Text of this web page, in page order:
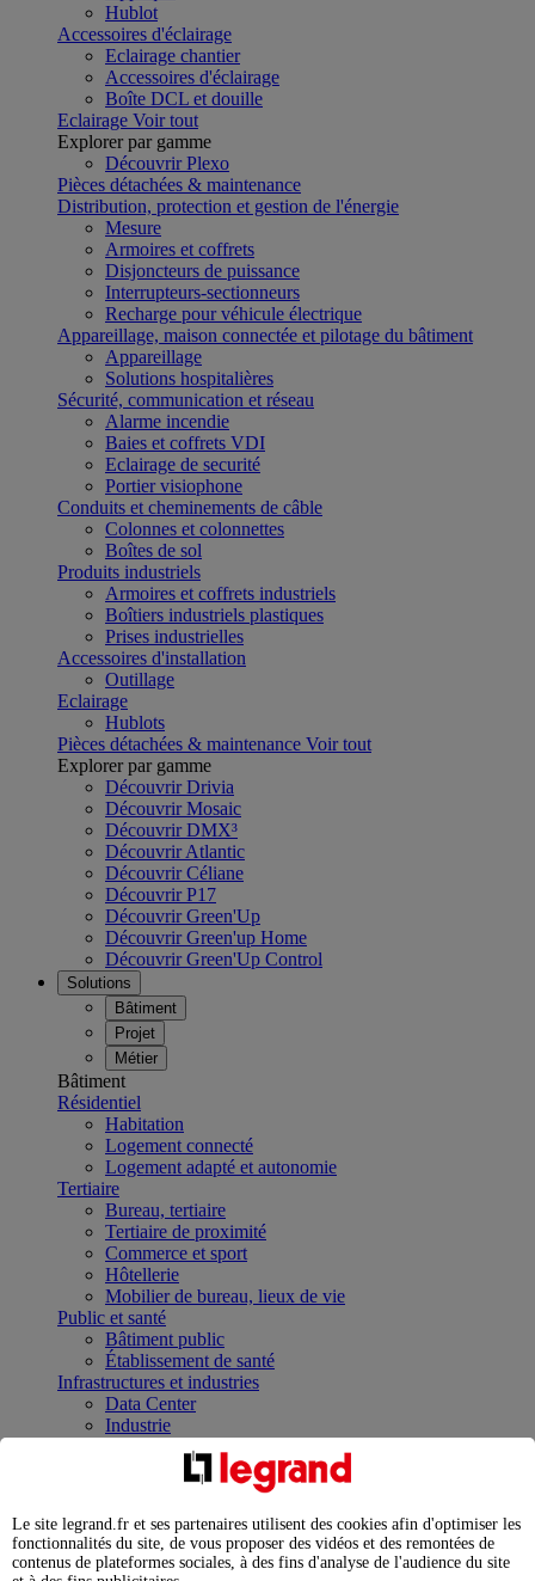
Hublot
Accessoires d'éclairage
Eclairage chantier
Accessoires d'éclairage
Boîte DCL et douille
Eclairage Voir tout
Explorer par gamme
Découvrir Plexo
Pièces détachées & maintenance
Distribution, protection et gestion de l'énergie
Mesure
Armoires et coffrets
Disjoncteurs de puissance
Interrupteurs-sectionneurs
Recharge pour véhicule électrique
Appareillage, maison connectée et pilotage du bâtiment
Appareillage
Solutions hospitalières
Sécurité, communication et réseau
Alarme incendie
Baies et coffrets VDI
Eclairage de securité
Portier visiophone
Conduits et cheminements de câble
Colonnes et colonnettes
Boîtes de sol
Produits industriels
Armoires et coffrets industriels
Boîtiers industriels plastiques
Prises industrielles
Accessoires d'installation
Outillage
Eclairage
Hublots
Pièces détachées & maintenance Voir tout
Explorer par gamme
Découvrir Drivia
Découvrir Mosaic
Découvrir DMX³
Découvrir Atlantic
Découvrir Céliane
Découvrir P17
Découvrir Green'Up
Découvrir Green'up Home
Découvrir Green'Up Control
Solutions
Bâtiment
Projet
Métier
Bâtiment
Résidentiel
Habitation
Logement connecté
Logement adapté et autonomie
Tertiaire
Bureau, tertiaire
Tertiaire de proximité
Commerce et sport
Hôtellerie
Mobilier de bureau, lieux de vie
Public et santé
Bâtiment public
Établissement de santé
Infrastructures et industries
Data Center
Industrie
Infrastructures
Contrôler et planifier le fonctionnement des appareils
Répartir et optimiser son tableau électrique
Legrand Data Center Solutions : concentrer les
expertises au service de vos performances
Le site legrand.fr et ses partenaires utilisent des cookies afin d'optimiser les
fonctionnalités du site, de vous proposer des vidéos et des remontées de
contenus de plateformes sociales, à des fins d'analyse de l'audience du site